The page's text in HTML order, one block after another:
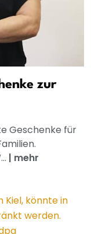
zur
Geschenke für
| mehr